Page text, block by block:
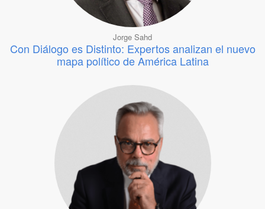
Jorge Sahd
Con Diálogo es Distinto: Expertos analizan el nuevo
mapa político de América Latina